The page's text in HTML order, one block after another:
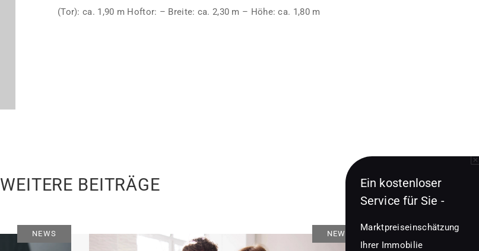
(Tor): ca. 1,90 m Hoftor: – Breite: ca. 2,30 m – Höhe: ca. 1,80 m
WEITERE BEITRÄGE
NEWS NEWS
Ein kostenloser
Service für Sie -
Marktpreiseinschätzung
Ihrer Immobilie